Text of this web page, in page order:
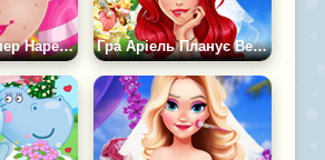
Гра Барбі Супер Наречена Гра Аріель Планує Весілля